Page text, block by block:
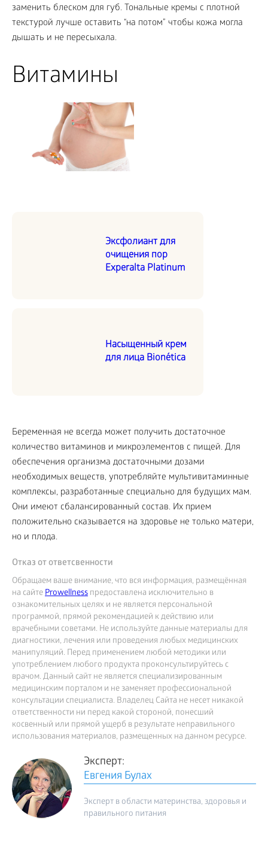
заменить блеском для губ. Тональные кремы с плотной
текстурой лучше оставить “на потом” чтобы кожа могла
дышать и не пересыхала.
Витамины
Эксфолиант для
очищения пор
Experalta Platinum
Насыщенный крем
для лица Bionética
Беременная не всегда может получить достаточное
количество витаминов и микроэлементов с пищей. Для
обеспечения организма достаточными дозами
необходимых веществ, употребляйте мультивитаминные
комплексы, разработанные специально для будущих мам.
Они имеют сбалансированный состав. Их прием
положительно сказывается на здоровье не только матери,
но и плода.
Отказ от ответсвенности
Обращаем ваше внимание, что вся информация, размещённая
на сайтеProwellness предоставлена исключительно в
ознакомительных целях и не является персональной
программой, прямой рекомендацией к действию или
врачебными советами. Не используйте данные материалы для
диагностики, лечения или проведения любых медицинских
манипуляций. Перед применением любой методики или
употреблением любого продукта проконсультируйтесь с
врачом. Данный сайт не является специализированным
медицинским порталом и не заменяет профессиональной
консультации специалиста. Владелец Сайта не несет никакой
ответственности ни перед какой стороной, понесший
косвенный или прямой ущерб в результате неправильного
использования материалов, размещенных на данном ресурсе.
Эксперт:
Евгения Булах
Эксперт в области материнства, здоровья и
правильного питания